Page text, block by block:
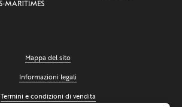
Mappa del sito
Informazioni legali
Termini e condizioni di vendita